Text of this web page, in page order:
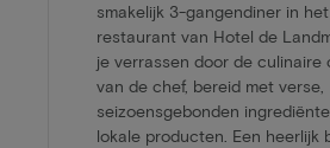
smakelijk 3-gangendiner in
restaurant van Hotel de
je verrassen door de culinaire
van de chef, bereid met verse,
seizoensgebonden
lokale producten. Een heerlijk